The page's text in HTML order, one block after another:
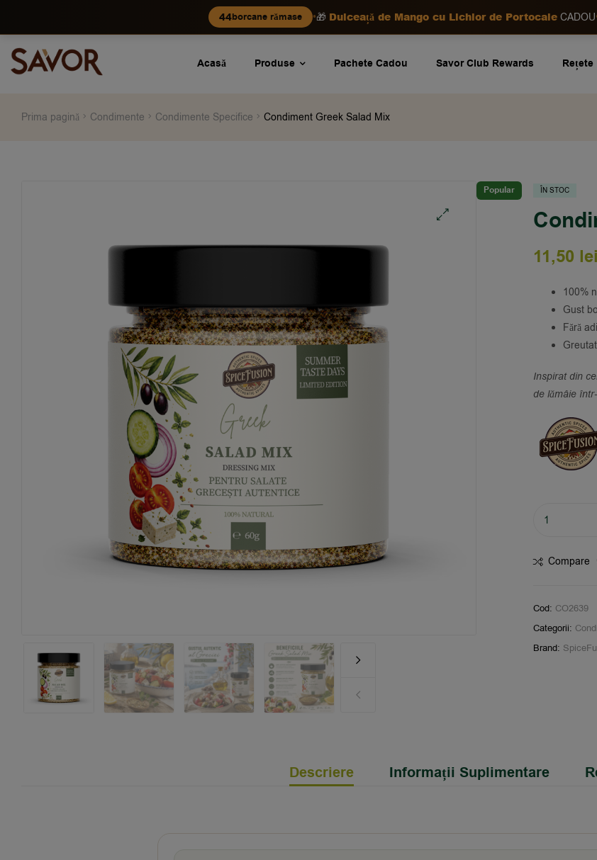
44borcane rămase •🎁 Dulceață de Mango cu Lichior de Portocale CADOU
Acasă Produse Pachete Cadou Savor Club Rewards Rețete
Prima pagină Condimente Condimente Specifice Condiment Greek Salad Mix
Popular ÎN STOC
11,50 lei
100%
Gust
Fără
Inspirat din
de lămâie
Compare
Cod: CO2639
Categorii:
Brand:
Descriere Informații Suplimentare